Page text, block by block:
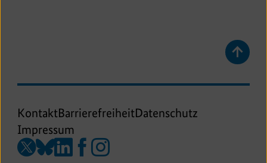
n
e
L
i
n
KontaktBarrierefreiheitDatenschutz
Impressum
Zu Zu Zu
Zu Zu